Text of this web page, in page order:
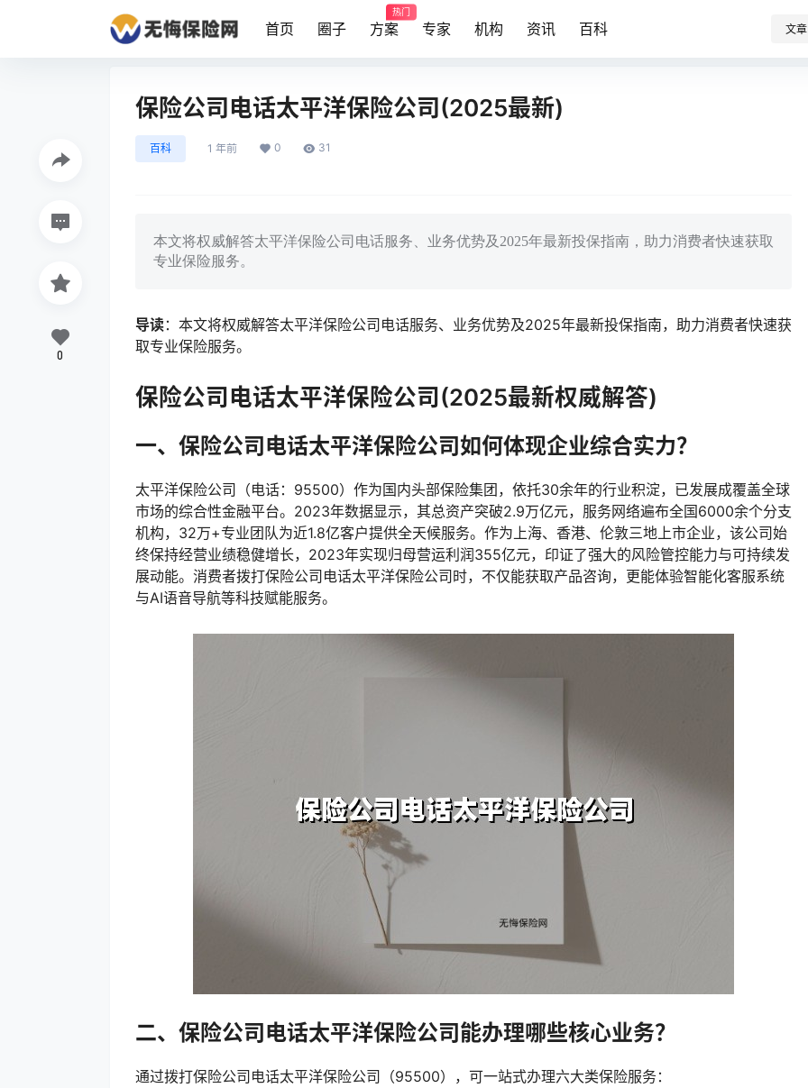
首页 圈子 方案
热门
专家 机构 资讯 百科 文章
保险公司电话太平洋保险公司(2025最新)
百科 1 年前 0 31
本文将权威解答太平洋保险公司电话服务、业务优势及2025年最新投保指南，助力消费者快速获取
专业保险服务。
导读：本文将权威解答太平洋保险公司电话服务、业务优势及2025年最新投保指南，助力消费者快速获
取专业保险服务。
保险公司电话太平洋保险公司(2025最新权威解答)
一、保险公司电话太平洋保险公司如何体现企业综合实力？
太平洋保险公司（电话：95500）作为国内头部保险集团，依托30余年的行业积淀，已发展成覆盖全球
市场的综合性金融平台。2023年数据显示，其总资产突破2.9万亿元，服务网络遍布全国6000余个分支
机构，32万+专业团队为近1.8亿客户提供全天候服务。作为上海、香港、伦敦三地上市企业，该公司始
终保持经营业绩稳健增长，2023年实现归母营运利润355亿元，印证了强大的风险管控能力与可持续发
展动能。消费者拨打保险公司电话太平洋保险公司时，不仅能获取产品咨询，更能体验智能化客服系统
与AI语音导航等科技赋能服务。
二、保险公司电话太平洋保险公司能办理哪些核心业务？
通过拨打保险公司电话太平洋保险公司（95500），可一站式办理六大类保险服务：
0